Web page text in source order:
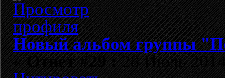
Новый альбом группы
«Ответ #29 :28 Июль